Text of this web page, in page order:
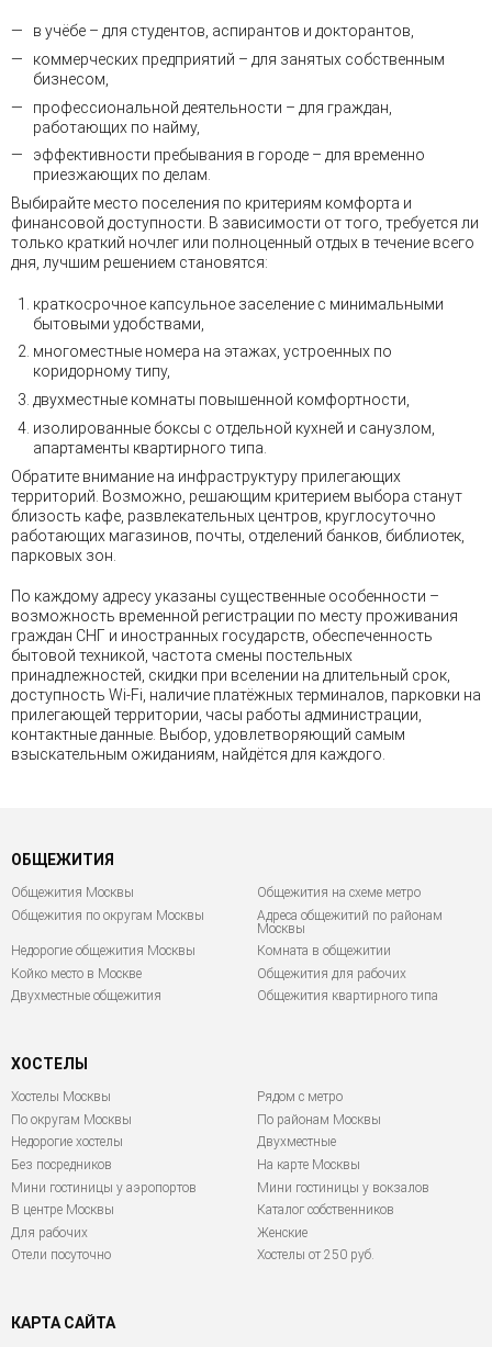
в учёбе – для студентов, аспирантов и докторантов,
коммерческих предприятий – для занятых собственным
бизнесом,
профессиональной деятельности – для граждан,
работающих по найму,
эффективности пребывания в городе – для временно
приезжающих по делам.
Выбирайте место поселения по критериям комфорта и
финансовой доступности. В зависимости от того, требуется ли
только краткий ночлег или полноценный отдых в течение всего
дня, лучшим решением становятся:
краткосрочное капсульное заселение с минимальными
бытовыми удобствами,
многоместные номера на этажах, устроенных по
коридорному типу,
двухместные комнаты повышенной комфортности,
изолированные боксы с отдельной кухней и санузлом,
апартаменты квартирного типа.
Обратите внимание на инфраструктуру прилегающих
территорий. Возможно, решающим критерием выбора станут
близость кафе, развлекательных центров, круглосуточно
работающих магазинов, почты, отделений банков, библиотек,
парковых зон.
По каждому адресу указаны существенные особенности –
возможность временной регистрации по месту проживания
граждан СНГ и иностранных государств, обеспеченность
бытовой техникой, частота смены постельных
принадлежностей, скидки при вселении на длительный срок,
доступность Wi-Fi, наличие платёжных терминалов, парковки на
прилегающей территории, часы работы администрации,
контактные данные. Выбор, удовлетворяющий самым
взыскательным ожиданиям, найдётся для каждого.
ОБЩЕЖИТИЯ
Общежития Москвы
Общежития на схеме метро
Общежития по округам Москвы
Адреса общежитий по районам
Москвы
Недорогие общежития Москвы
Комната в общежитии
Койко место в Москве
Общежития для рабочих
Двухместные общежития
Общежития квартирного типа
ХОСТЕЛЫ
Хостелы Москвы
По округам Москвы
Недорогие хостелы
Без посредников
Мини гостиницы у аэропортов
В центре Москвы
Для рабочих
Отели посуточно
Рядом с метро
По районам Москвы
Двухместные
На карте Москвы
Мини гостиницы у вокзалов
Каталог собственников
Женские
Хостелы от 250 руб.
КАРТА САЙТА